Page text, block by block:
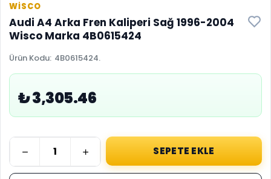
WİSCO
Audi A4 Arka Fren Kaliperi Sağ 1996-2004
Wisco Marka 4B0615424
Ürün Kodu: 4B0615424.
₺ 3,305.46
SEPETE EKLE